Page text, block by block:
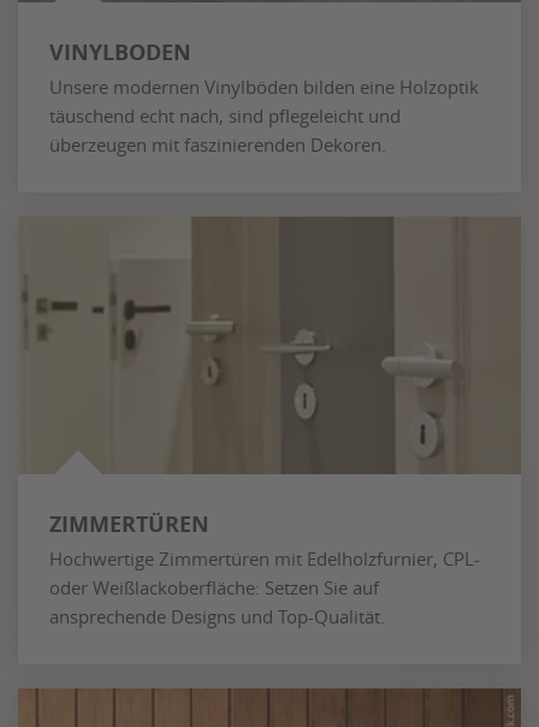
VINYLBODEN
Unsere modernen Vinylböden bilden eine Holzoptik
täuschend echt nach, sind pflegeleicht und
überzeugen mit faszinierenden Dekoren.
ZIMMERTÜREN
Hochwertige Zimmertüren mit Edelholzfurnier, CPL-
oder Weißlackoberfläche: Setzen Sie auf
ansprechende Designs und Top-Qualität.